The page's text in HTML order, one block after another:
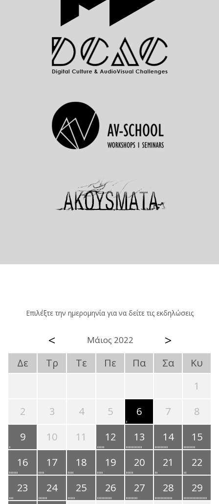
Επιλέξτε την ημερομηνία για να δείτε τις εκδηλώσεις
< Μάιος 2022 >
Δε Τρ Τε Πε Πα Σα
Κυ
1
2
3 4 5 6 7
8
9
10 11 12 13 14
15
16
17 18 19 20 21
22
23
24 25 26 27 28 29